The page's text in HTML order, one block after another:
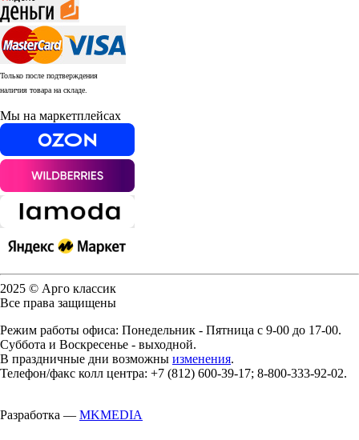
Только после подтверждения
наличия товара на складе.
Мы на маркетплейсах
2025 © Арго классик
Все права защищены
Режим работы офиса: Понедельник - Пятница с 9-00 до 17-00.
Суббота и Воскресенье - выходной.
В праздничные дни возможны изменения.
Телефон/факс колл центра: +7 (812) 600-39-17; 8-800-333-92-02.
Разработка — MKMEDIA